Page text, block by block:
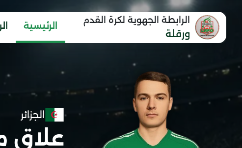
الرابطة الجهوية لكرة القدم
ورقلة
الرئيسية
الجزائر
علاق